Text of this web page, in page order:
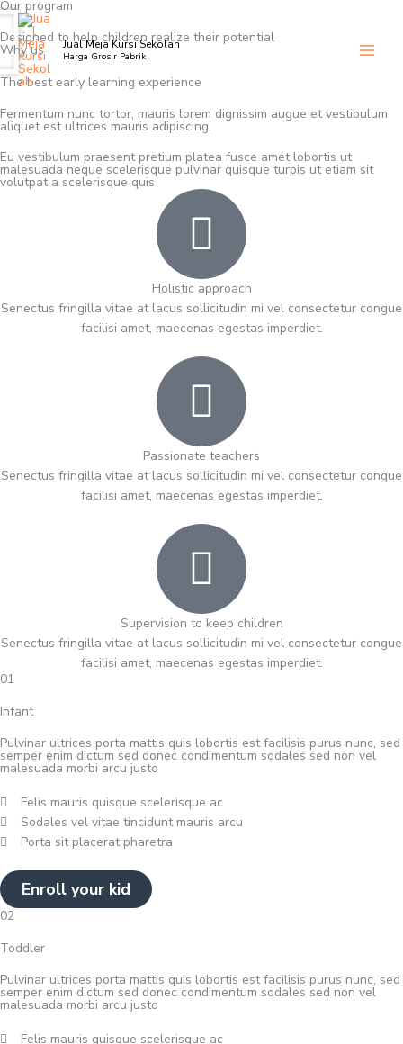
Skip
to
content
Jual Meja Kursi Sekolah
Harga Grosir Pabrik
Our program
Designed to help children realize their potential
Why us
The best early learning experience
Fermentum nunc tortor, mauris lorem dignissim augue et vestibulum
aliquet est ultrices mauris adipiscing.
Eu vestibulum praesent pretium platea fusce amet lobortis ut
malesuada neque scelerisque pulvinar quisque turpis ut etiam sit
volutpat a scelerisque quis
Holistic approach
Senectus fringilla vitae at lacus sollicitudin mi vel consectetur congue
facilisi amet, maecenas egestas imperdiet.
Passionate teachers
Senectus fringilla vitae at lacus sollicitudin mi vel consectetur congue
facilisi amet, maecenas egestas imperdiet.
Supervision to keep children
Senectus fringilla vitae at lacus sollicitudin mi vel consectetur congue
facilisi amet, maecenas egestas imperdiet.
01
Infant
Pulvinar ultrices porta mattis quis lobortis est facilisis purus nunc, sed
semper enim dictum sed donec condimentum sodales sed non vel
malesuada morbi arcu justo
Felis mauris quisque scelerisque ac
Sodales vel vitae tincidunt mauris arcu
Porta sit placerat pharetra
Enroll your kid
02
Toddler
Pulvinar ultrices porta mattis quis lobortis est facilisis purus nunc, sed
semper enim dictum sed donec condimentum sodales sed non vel
malesuada morbi arcu justo
Felis mauris quisque scelerisque ac